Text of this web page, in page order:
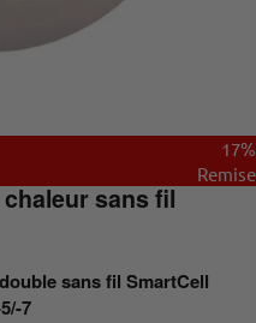
17%
Remise
sans fil
sans fil SmartCell
7